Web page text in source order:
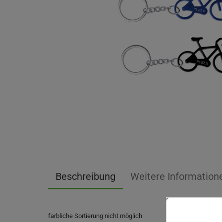
Beschreibung Weitere
farbliche Sortierung nicht möglich